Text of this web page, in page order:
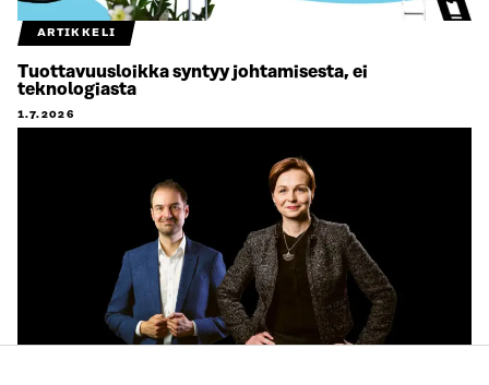
ARTIKKELI
Tuottavuusloikka syntyy johtamisesta, ei
teknologiasta
1.7.2026